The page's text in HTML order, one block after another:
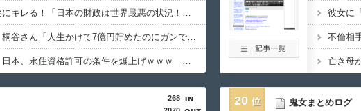
石破、遂にキレる！「日本の財政は世界最悪の状況！この状況で減税をするのは正気の沙汰じゃない」
【悲報】桐谷さん「人生かけて7億円貯めたのにガンで死ぬかも。もっと素直に遊べばよかった…」
【悲報】日本、永住資格許可の条件を爆上げｗｗｗ 外国人さん「もう日本ええわ・・」
268
20 鬼女まとめログ